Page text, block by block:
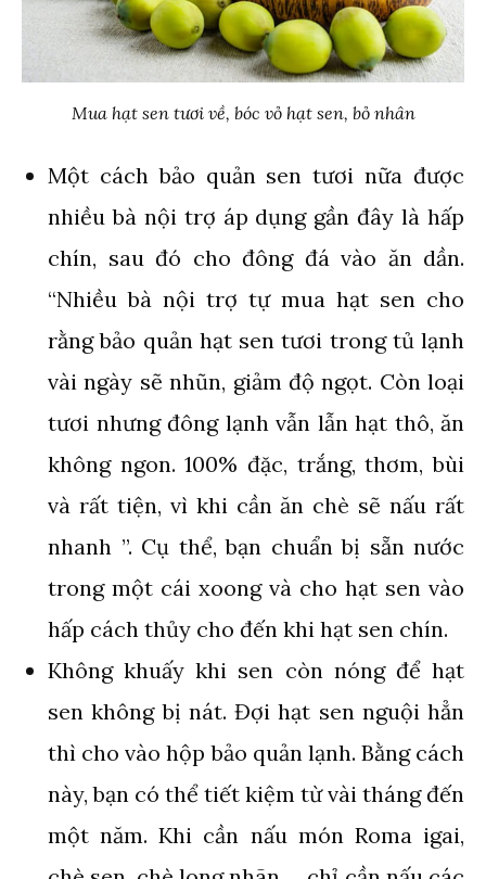
Mua hạt sen tươi về, bóc vỏ hạt sen, bỏ nhân
Một cách bảo quản sen tươi nữa được
nhiều bà nội trợ áp dụng gần đây là hấp
chín, sau đó cho đông đá vào ăn dần.
“Nhiều bà nội trợ tự mua hạt sen cho
rằng bảo quản hạt sen tươi trong tủ lạnh
vài ngày sẽ nhũn, giảm độ ngọt. Còn loại
tươi nhưng đông lạnh vẫn lẫn hạt thô, ăn
không ngon. 100% đặc, trắng, thơm, bùi
và rất tiện, vì khi cần ăn chè sẽ nấu rất
nhanh ”. Cụ thể, bạn chuẩn bị sẵn nước
trong một cái xoong và cho hạt sen vào
hấp cách thủy cho đến khi hạt sen chín.
Không khuấy khi sen còn nóng để hạt
sen không bị nát. Đợi hạt sen nguội hẳn
thì cho vào hộp bảo quản lạnh. Bằng cách
này, bạn có thể tiết kiệm từ vài tháng đến
một năm. Khi cần nấu món Roma igai,